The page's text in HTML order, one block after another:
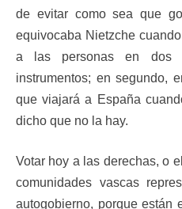
de evitar como sea que
equivocaba Nietzche
a las personas en dos
instrumentos; en segundo,
que viajará a España
dicho que no la hay.
Votar hoy a las derechas, o
comunidades vascas
autogobierno, porque están